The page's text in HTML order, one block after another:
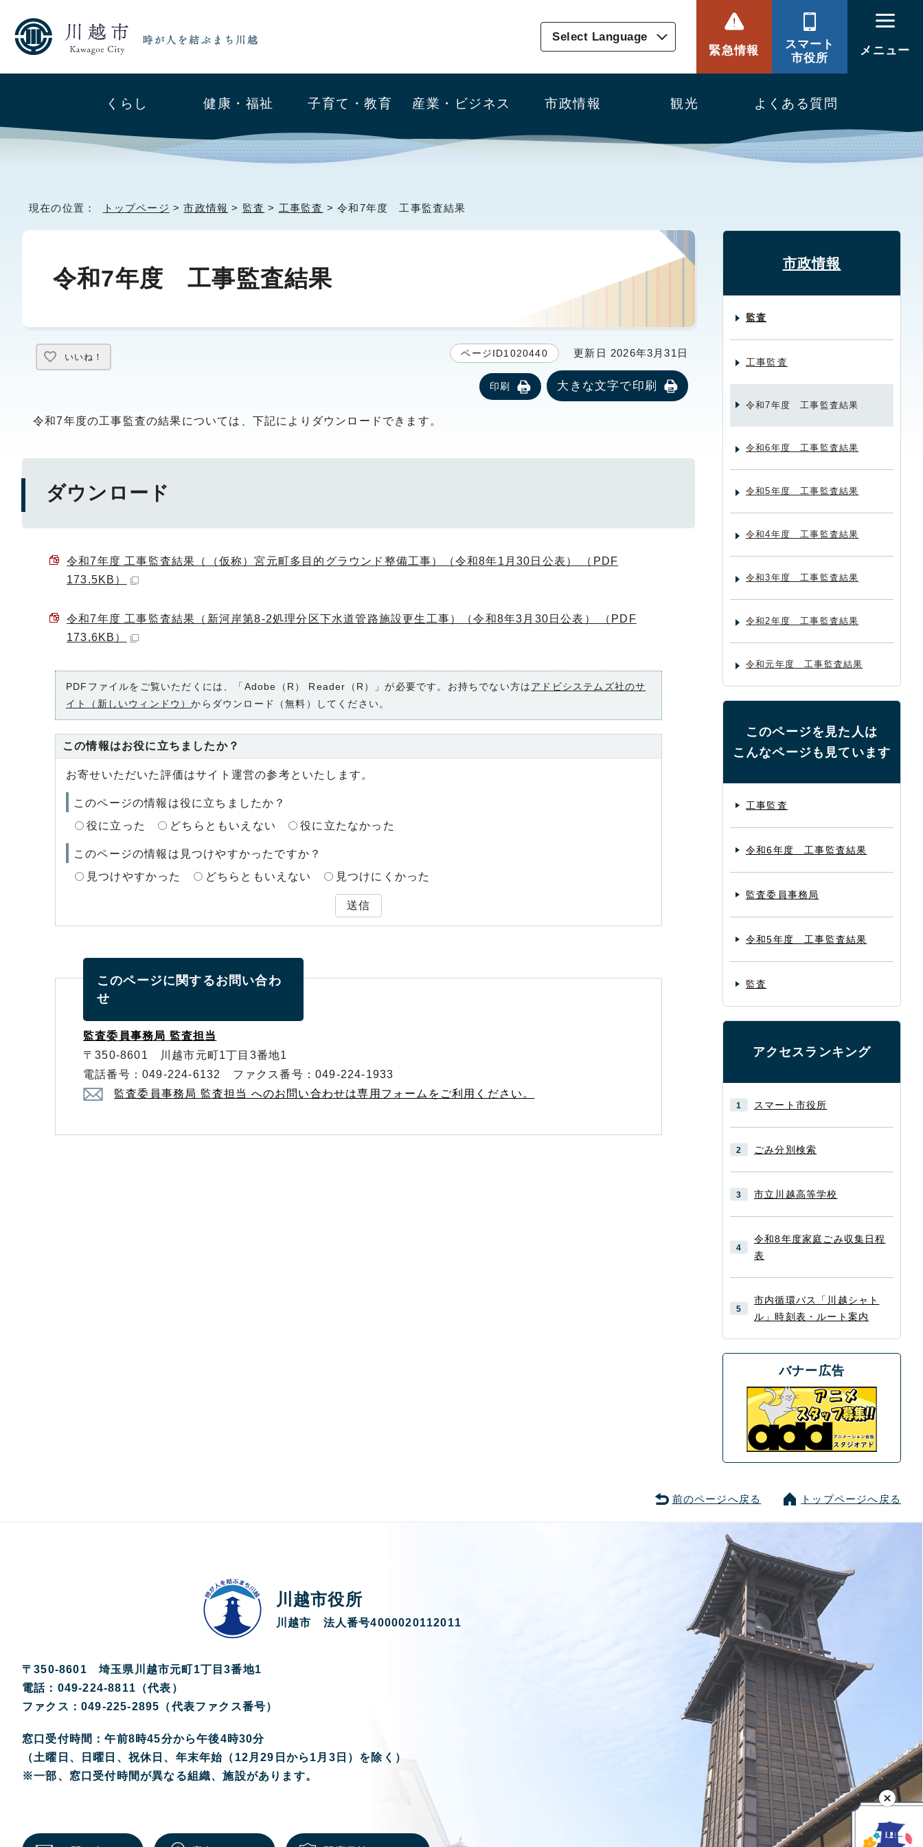
Select Language
緊急情報
スマート
市役所
メニュー
くらし 健康・福祉 子育て・教育 産業・ビジネス 市政情報 観光 よくある質問
現在の位置： トップページ >市政情報 > 監査 > 工事監査 > 令和7年度 工事監査結果
令和7年度 工事監査結果
いいね！ ページID1020440 更新日 2026年3月31日
印刷 大きな文字で印刷
令和7年度の工事監査の結果については、下記によりダウンロードできます。
ダウンロード
令和7年度 工事監査結果（（仮称）宮元町多目的グラウンド整備工事）（令和8年1月30日公表） （PDF
173.5KB）
令和7年度 工事監査結果（新河岸第8-2処理分区下水道管路施設更生工事）（令和8年3月30日公表） （PDF
173.6KB）
PDFファイルをご覧いただくには、「Adobe（R） Reader（R）」が必要です。お持ちでない方はアドビシステムズ社のサ
イト（新しいウィンドウ）からダウンロード（無料）してください。
この情報はお役に立ちましたか？
お寄せいただいた評価はサイト運営の参考といたします。
このページの情報は役に立ちましたか？
役に立った
どちらともいえない 役に立たなかった
このページの情報は見つけやすかったですか？
見つけやすかった
どちらともいえない 見つけにくかった
送信
このページに関するお問い合わ
せ
監査委員事務局 監査担当
〒350-8601 川越市元町1丁目3番地1
電話番号：049-224-6132 ファクス番号：049-224-1933
監査委員事務局 監査担当 へのお問い合わせは専用フォームをご利用ください。
市政情報
監査
工事監査
令和7年度 工事監査結果
令和6年度 工事監査結果
令和5年度 工事監査結果
令和4年度 工事監査結果
令和3年度 工事監査結果
令和2年度 工事監査結果
令和元年度 工事監査結果
このページを見た人は
こんなページも見ています
工事監査
令和6年度 工事監査結果
監査委員事務局
令和5年度 工事監査結果
監査
アクセスランキング
スマート市役所
ごみ分別検索
市立川越高等学校
令和8年度家庭ごみ収集日程
表
市内循環バス「川越シャト
ル」時刻表・ルート案内
バナー広告
前のページへ戻る トップページへ戻る
川越市役所
川越市 法人番号4000020112011
〒350-8601 埼玉県川越市元町1丁目3番地1
電話：049-224-8811（代表）
ファクス：049-225-2895（代表ファクス番号）
窓口受付時間：午前8時45分から午後4時30分
（土曜日、日曜日、祝休日、年末年始（12月29日から1月3日）を除く）
※一部、窓口受付時間が異なる組織、施設があります。